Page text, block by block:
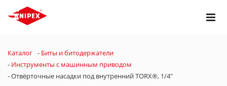
Каталог - Биты и битодержатели
- Инструменты с машинным приводом
-Отвёрточные насадки под внутренний TORX®, 1/4"